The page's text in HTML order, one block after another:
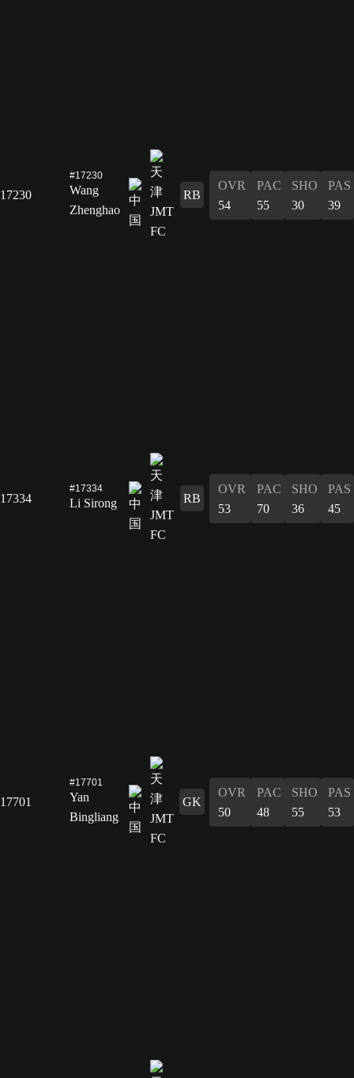
17230
#17230
Wang
Zhenghao
RB
OVR
54
PAC
55
SHO
30
PAS
39
17334
#17334
Li Sirong RB
OVR
53
PAC
70
SHO
36
PAS
45
17701
#17701
Yan
Bingliang
GK
OVR
50
PAC
48
SHO
55
PAS
53